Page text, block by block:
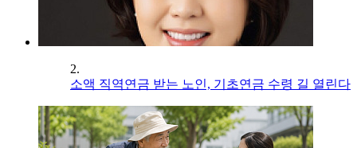
2.
소액 직역연금 받는 노인, 기초연금 수령 길 열린다